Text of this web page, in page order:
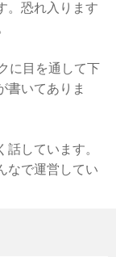
。恐れ入ります
に目を通して下
書いてありま
しています。
なで運営してい